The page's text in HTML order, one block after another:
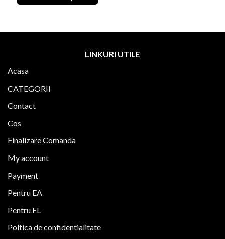
299,00 lei.
LINKURI UTILE
Acasa
CATEGORII
Contact
Cos
Finalizare Comanda
My account
Payment
Pentru EA
Pentru EL
Poltica de confidentialitate